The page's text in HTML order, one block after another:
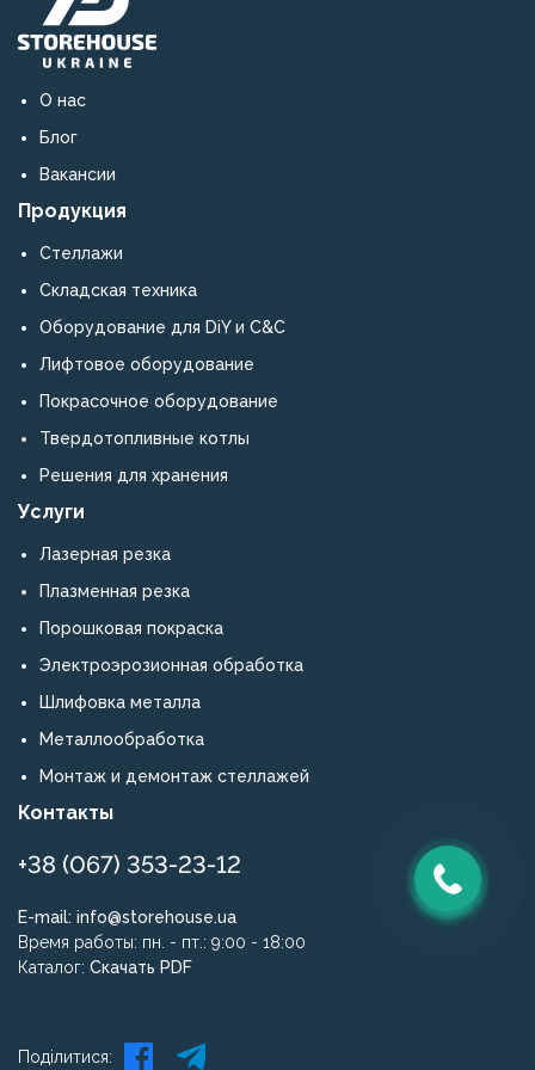
О нас
Блог
Вакансии
Продукция
Стеллажи
Складская техника
Оборудование для DiY и C&C
Лифтовое оборудование
Покрасочное оборудование
Твердотопливные котлы
Решения для хранения
Услуги
Лазерная резка
Плазменная резка
Порошковая покраска
Электроэрозионная обработка
Шлифовка металла
Металлообработка
Монтаж и демонтаж стеллажей
Контакты
+38 (067) 353-23-12
E-mail: info@storehouse.ua
Время работы: пн. - пт.: 9:00 - 18:00
Каталог: Скачать PDF
Поділитися: